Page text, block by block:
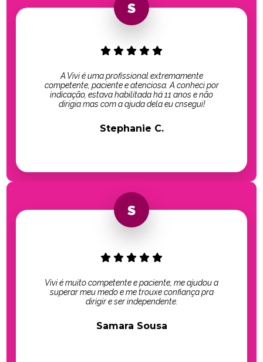
A Vivi é uma profissional extremamente
competente, paciente e atenciosa. A conheci por
indicação, estava habilitada há 11 anos e não
dirigia mas com a ajuda dela eu cnsegui!
Stephanie C.
Vivi é muito competente e paciente, me ajudou a
superar meu medo e me trouxe confiança pra
dirigir e ser independente.
Samara Sousa